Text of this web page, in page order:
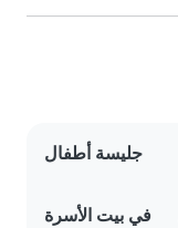
جليسة أطفال
في بيت الأسرة